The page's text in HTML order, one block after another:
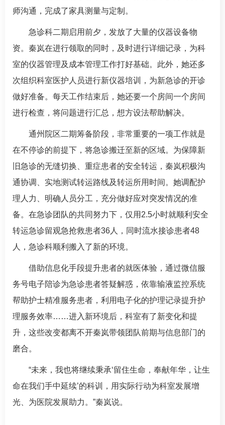
师沟通，完成了家具测量与定制。
急诊科二期启用前夕，发放了大量的仪器设备物
资。秦岚在进行领取的同时，及时进行详细记录，为科
室的仪器管理及成本管理工作打好基础。此外，她还多
次组织科室医护人员进行新仪器培训，为新急诊的开诊
做好准备。每天工作结束后，她还要一个房间一个房间
进行检查，将问题进行汇总，想方设法帮助解决。
通州院区二期筹备阶段，非常重要的一项工作就是
在不停诊的前提下，将急诊搬迁至新的区域。为保障新
旧急诊的无缝切换、重症患者的安全转运，秦岚积极沟
通协调、实地测试转运路线及转运所用时间。她调配护
理人力、明确人员分工，充分做好应对突发情况的准
备。在急诊团队的共同努力下，仅用2.5小时就顺利安全
转运急诊留观急抢救患者36人，同时流水接诊患者48
人， 急诊科顺利搬入了新的环境。
借助信息化手段提升患者的就医体验，通过微信服
务号电子陪诊为急诊患者答疑解惑，依靠输液监控系统
帮助护士精准服务患者，利用电子化的护理记录提升护
理服务效率……进入新环境后，科室有了新变化和提
升，这些改变都离不开秦岚带领团队前期与信息部门的
磨合。
“未来，我也将继续秉承‘留住生命，奉献年华，让生
命在我们手中延续’的科训，用实际行动为科室发展增
光、为医院发展助力。”秦岚说。